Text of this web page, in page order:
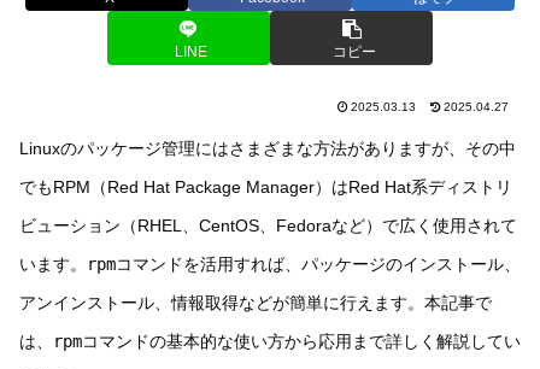
LINE コピー
2025.03.13 2025.04.27
Linuxのパッケージ管理にはさまざまな方法がありますが、その中
でもRPM（Red Hat Package Manager）はRed Hat系ディストリ
ビューション（RHEL、CentOS、Fedoraなど）で広く使用されて
います。
rpmコマンドを活用すれば、パッケージのインストール、
アンインストール、情報取得などが簡単に行えます。本記事で
は、
rpmコマンドの基本的な使い方から応用まで詳しく解説してい